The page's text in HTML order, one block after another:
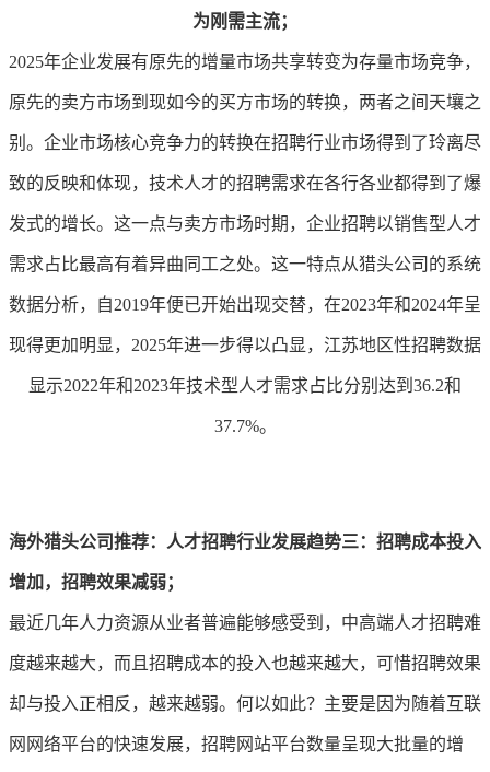
为刚需主流；
2025年企业发展有原先的增量市场共享转变为存量市场竞争，
原先的卖方市场到现如今的买方市场的转换，两者之间天壤之
别。企业市场核心竞争力的转换在招聘行业市场得到了玲离尽
致的反映和体现，技术人才的招聘需求在各行各业都得到了爆
发式的增长。这一点与卖方市场时期，企业招聘以销售型人才
需求占比最高有着异曲同工之处。这一特点从猎头公司的系统
数据分析，自2019年便已开始出现交替，在2023年和2024年呈
现得更加明显，2025年进一步得以凸显，江苏地区性招聘数据
显示2022年和2023年技术型人才需求占比分别达到36.2和
37.7%。
海外猎头公司推荐：人才招聘行业发展趋势三：招聘成本投入
增加，招聘效果减弱；
最近几年人力资源从业者普遍能够感受到，中高端人才招聘难
度越来越大，而且招聘成本的投入也越来越大，可惜招聘效果
却与投入正相反，越来越弱。何以如此？主要是因为随着互联
网网络平台的快速发展，招聘网站平台数量呈现大批量的增